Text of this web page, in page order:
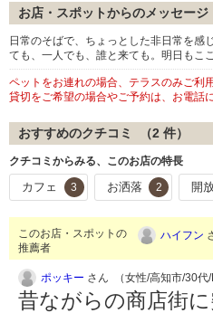
お店・スポットからのメッセージ
日常のそばで、ちょっとした非日常を感
ても、一人でも、誰と来ても。明日もこ
ペットをお連れの場合、テラスのみご利
貸切をご希望の場合やご予約は、お電話
おすすめのクチコミ （2 件）
クチコミからみる、このお店の特長
カフェ 3 お洒落 2 開
このお店・スポットの
推薦者
ハイフン
ポッキー さん （女性/高知市/30代/
昔ながらの商店街